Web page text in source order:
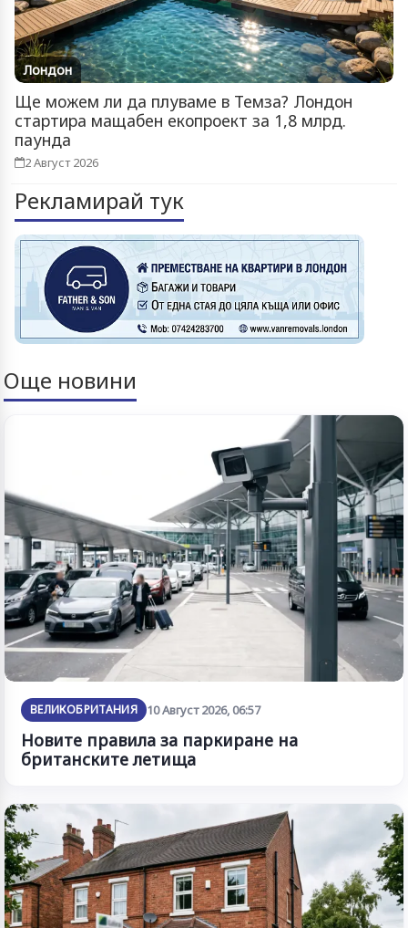
Лондон
Ще можем ли да плуваме в Темза? Лондон
стартира мащабен екопроект за 1,8 млрд.
паунда
2 Август 2026
Рекламирай тук
Още новини
ВЕЛИКОБРИТАНИЯ 10 Август 2026, 06:57
Новите правила за паркиране на
британските летища